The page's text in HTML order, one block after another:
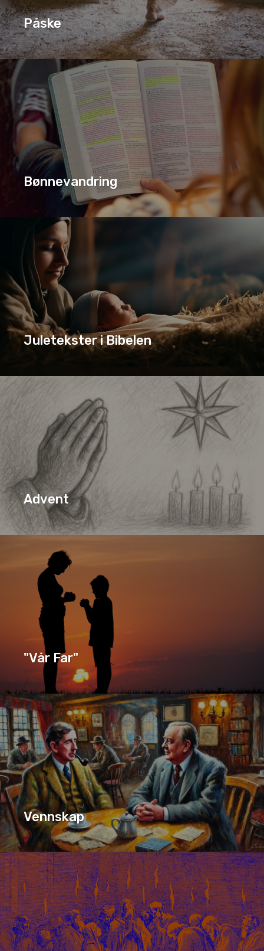
Påske
PÅSKE SERIE
Bønnevandring
BØNNEVANDRING
Juletekster i Bibelen
JULETEKSTER I BIBELEN
Advent
"Vår Far"
"VÅR FAR" SERIE
Vennskap
SERIE VENNSKAP